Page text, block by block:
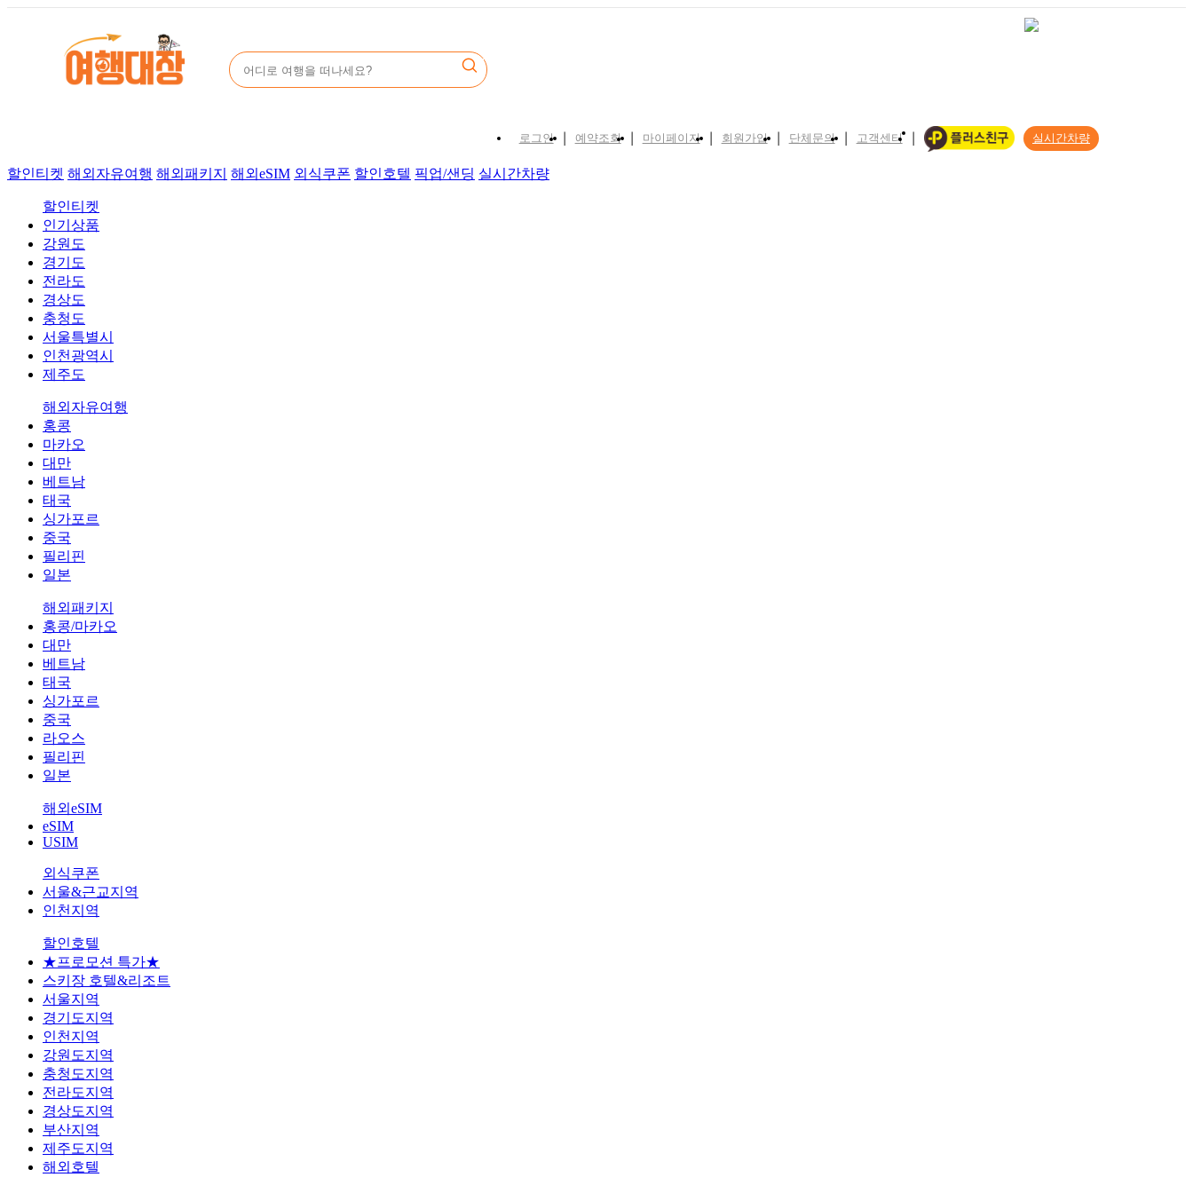
로그인 예약조회 마이페이지 회원가입 단체문의 고객센터 실시간차량
할인티켓 해외자유여행 해외패키지 해외eSIM 외식쿠폰 할인호텔 픽업/샌딩 실시간차량
할인티켓
인기상품
강원도
경기도
전라도
경상도
충청도
서울특별시
인천광역시
제주도
해외자유여행
홍콩
마카오
대만
베트남
태국
싱가포르
중국
필리핀
일본
해외패키지
홍콩/마카오
대만
베트남
태국
싱가포르
중국
라오스
필리핀
일본
해외eSIM
eSIM
USIM
외식쿠폰
서울&근교지역
인천지역
할인호텔
★프로모션 특가★
스키장 호텔&리조트
서울지역
경기도지역
인천지역
강원도지역
충청도지역
전라도지역
경상도지역
부산지역
제주도지역
해외호텔